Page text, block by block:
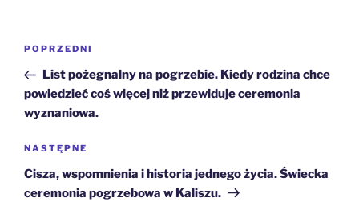
Nawigacja
Poprzedni
wpis
POPRZEDNI
List pożegnalny na pogrzebie. Kiedy rodzina chce
powiedzieć coś więcej niż przewiduje ceremonia
wyznaniowa.
Następny
wpis
NASTĘPNE
Cisza, wspomnienia i historia jednego życia. Świecka
ceremonia pogrzebowa w Kaliszu.